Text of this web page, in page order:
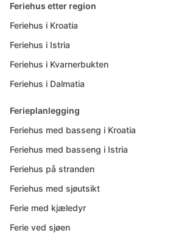
Feriehus etter region
Feriehus i Kroatia
Feriehus i Istria
Feriehus i Kvarnerbukten
Feriehus i Dalmatia
Ferieplanlegging
Feriehus med basseng i Kroatia
Feriehus med basseng i Istria
Feriehus på stranden
Feriehus med sjøutsikt
Ferie med kjæledyr
Ferie ved sjøen